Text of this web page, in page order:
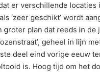
er verschillende
‘zeer geschikt’ wordt
plan dat reeds in de
geheel in lijn
deel eind vorige eeuw
is. Hoog tijd om het